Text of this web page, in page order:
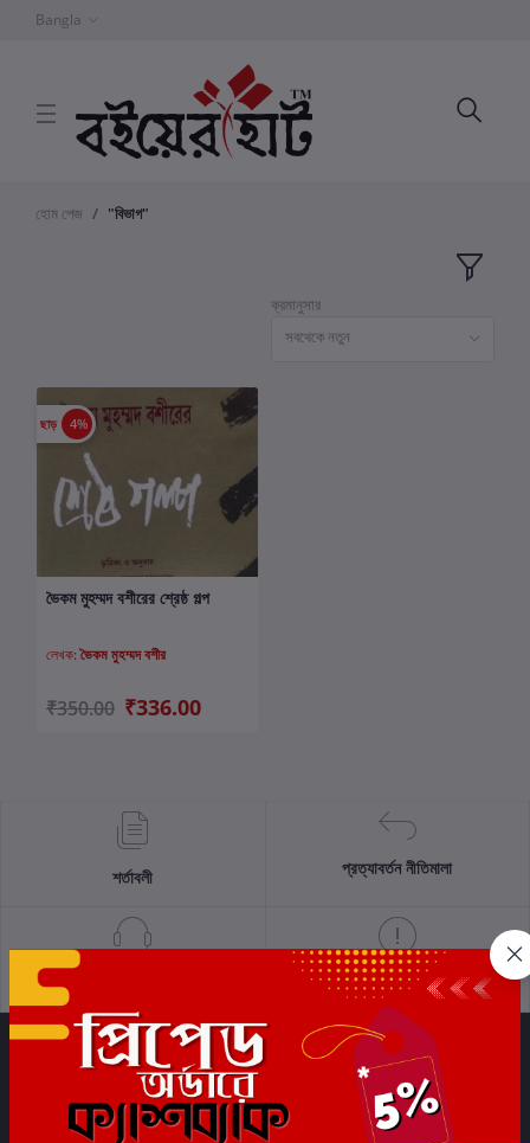
Bangla
হোম পেজ "বিভাগ"
ক্রমানুসার
সবথেকে নতুন
ছাড় 4%
কার্টে যোগ করুন
ভৈকম মুহম্মদ বশীরের শ্রেষ্ঠ গল্প
লেখক:ভৈকম মুহম্মদ বশীর
₹350.00 ₹336.00
শর্তাবলী প্রত্যাবর্তন নীতিমালা
গোপনীয়তা নীতি